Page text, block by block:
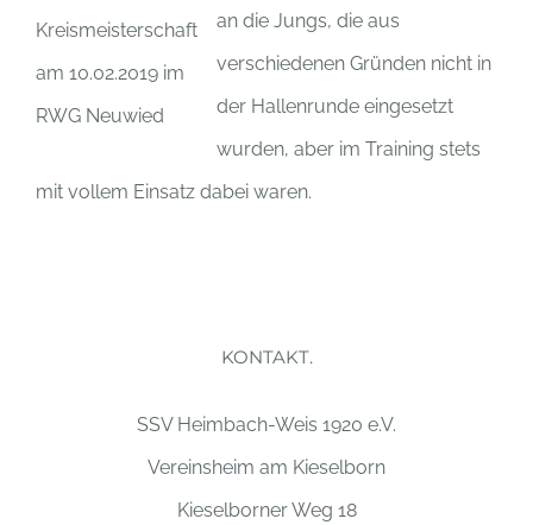
Kreismeisterschaft
am 10.02.2019 im
RWG Neuwied
an die Jungs, die aus
verschiedenen Gründen nicht in
der Hallenrunde eingesetzt
wurden, aber im Training stets
mit vollem Einsatz dabei waren.
KONTAKT.
SSV Heimbach-Weis 1920 e.V.
Vereinsheim am Kieselborn
Kieselborner Weg 18